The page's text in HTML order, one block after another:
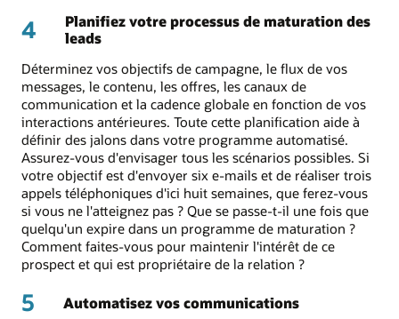
4
Planifiez votre processus de maturation des
leads
Déterminez vos objectifs de campagne, le flux de vos
messages, le contenu, les offres, les canaux de
communication et la cadence globale en fonction de vos
interactions antérieures. Toute cette planification aide à
définir des jalons dans votre programme automatisé.
Assurez-vous d'envisager tous les scénarios possibles. Si
votre objectif est d'envoyer six e-mails et de réaliser trois
appels téléphoniques d'ici huit semaines, que ferez-vous
si vous ne l'atteignez pas ? Que se passe-t-il une fois que
quelqu'un expire dans un programme de maturation ?
Comment faites-vous pour maintenir l'intérêt de ce
prospect et qui est propriétaire de la relation ?
5 Automatisez vos communications